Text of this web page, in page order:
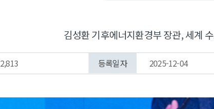
김성환 기후에너지환경부 장관, 세계
2,813 등록일자 2025-12-04